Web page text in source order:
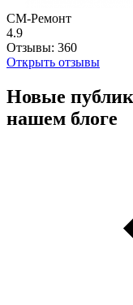
СМ-Ремонт
4.9
Отзывы: 360
Открыть отзывы
Новые
нашем блоге